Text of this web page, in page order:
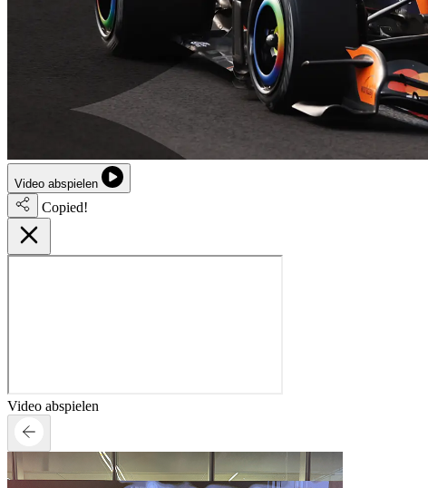
Video abspielen
Copied!
Video abspielen